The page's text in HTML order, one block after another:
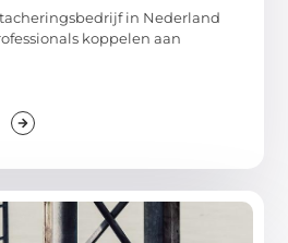
in Nederland
koppelen aan